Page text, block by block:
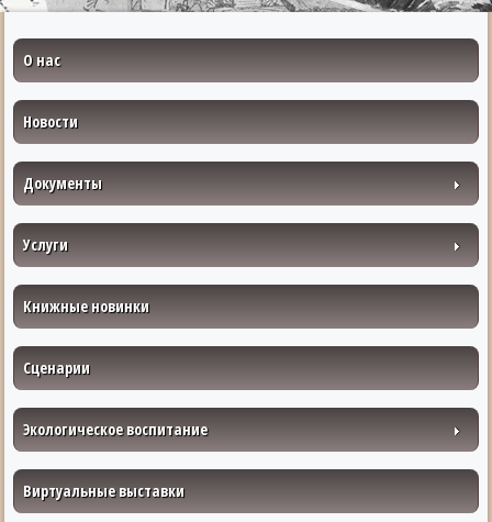
О нас
Новости
Документы
Услуги
Книжные новинки
Сценарии
Экологическое воспитание
Виртуальные выставки